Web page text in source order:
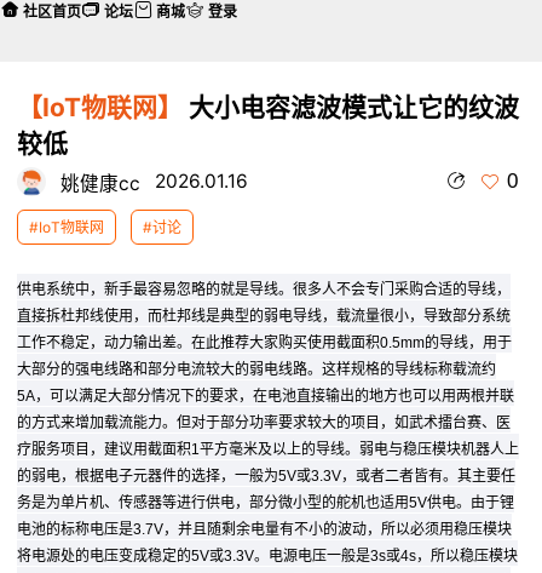
【IoT物联网】
大小电容滤波模式让它的纹波
较低
姚健康cc 2026.01.16 0
#IoT物联网 #讨论
供电系统中，新手最容易忽略的就是导线。很多人不会专门采购合适的导线，
直接拆杜邦线使用，而杜邦线是典型的弱电导线，载流量很小，导致部分系统
工作不稳定，动力输出差。在此推荐大家购买使用截面积0.5mm的导线，用于
大部分的强电线路和部分电流较大的弱电线路。这样规格的导线标称载流约
5A，可以满足大部分情况下的要求，在电池直接输出的地方也可以用两根并联
的方式来增加载流能力。但对于部分功率要求较大的项目，如武术擂台赛、医
疗服务项目，建议用截面积1平方毫米及以上的导线。弱电与稳压模块机器人上
的弱电，根据电子元器件的选择，一般为5V或3.3V，或者二者皆有。其主要任
务是为单片机、传感器等进行供电，部分微小型的舵机也适用5V供电。由于锂
电池的标称电压是3.7V，并且随剩余电量有不小的波动，所以必须用稳压模块
将电源处的电压变成稳定的5V或3.3V。电源电压一般是3s或4s，所以稳压模块
社区首页 论坛 商城 登录